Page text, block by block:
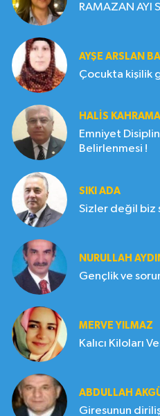
RAMAZAN AYI
AYŞE ARSLAN
Çocukta kişilik
HALIS
Emniyet
Belirlenmesi !
SIKI ADA
Sizler değil biz
NURULLAH
Gençlik
MERVE YILMAZ
Kalıcı Kiloları
ABDULLAH
Giresunun